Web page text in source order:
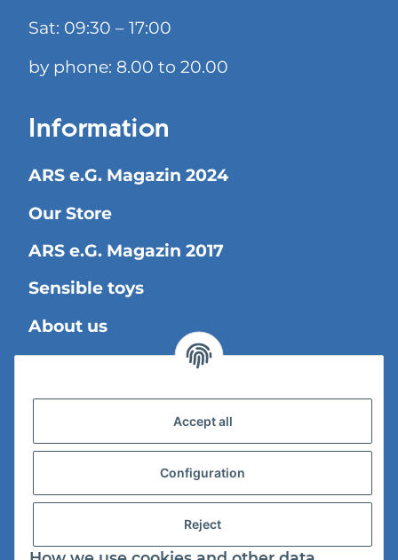
Sat: 09:30 – 17:00
by phone: 8.00 to 20.00
Information
ARS e.G. Magazin 2024
Our Store
ARS e.G. Magazin 2017
Sensible toys
About us
Shipping information
General Terms And Conditions
Cancellation Instructions
Accept all
Configuration
Reject